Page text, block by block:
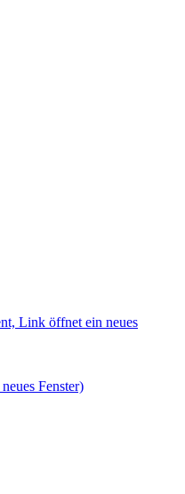
Link öffnet ein neues
Fenster)